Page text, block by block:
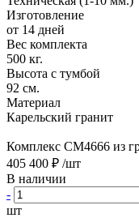
Изготовление
от 14 дней
Вес комплекта
500 кг.
Высота с тумбой
92 см.
Материал
Карельский гранит
Комплекс CM4666 из
405 400 ₽ /шт
В наличии
-
шт